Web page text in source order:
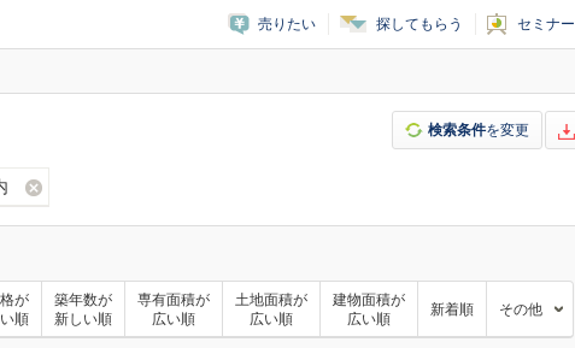
売りたい 探してもらう セミナー
検索条件を変更
が
順
築年数が
新しい順
専有面積が
広い順
土地面積が
広い順
建物面積が
広い順
新着順 その他